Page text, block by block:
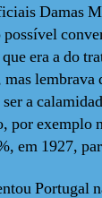
Damas
era a do
lembrava
a
por exemplo
em 1927,
Portugal